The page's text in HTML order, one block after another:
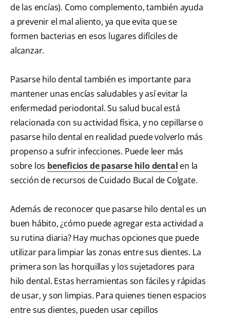
de las encías). Como complemento, también ayuda
a prevenir el mal aliento, ya que evita que se
formen bacterias en esos lugares difíciles de
alcanzar.
Pasarse hilo dental también es importante para
mantener unas encías saludables y así evitar la
enfermedad periodontal. Su salud bucal está
relacionada con su actividad física, y no cepillarse o
pasarse hilo dental en realidad puede volverlo más
propenso a sufrir infecciones. Puede leer más
sobre los beneficios de pasarse hilo dental en la
sección de recursos de Cuidado Bucal de Colgate.
Además de reconocer que pasarse hilo dental es un
buen hábito, ¿cómo puede agregar esta actividad a
su rutina diaria? Hay muchas opciones que puede
utilizar para limpiar las zonas entre sus dientes. La
primera son las horquillas y los sujetadores para
hilo dental. Estas herramientas son fáciles y rápidas
de usar, y son limpias. Para quienes tienen espacios
entre sus dientes, pueden usar cepillos